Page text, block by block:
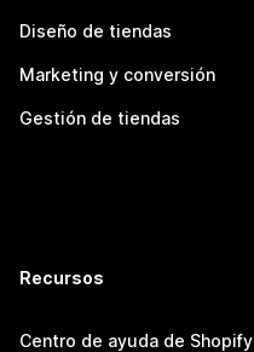
Diseño de tiendas
Marketing y conversión
Gestión de tiendas
Recursos
Centro de ayuda de Shopify